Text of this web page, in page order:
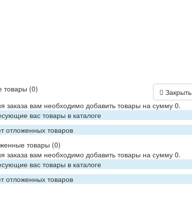
товары (0)
Закрыть
заказа вам необходимо добавить товары на сумму 0.
вас товары в каталоге
отложенных товаров
товары (0)
заказа вам необходимо добавить товары на сумму 0.
вас товары в каталоге
отложенных товаров